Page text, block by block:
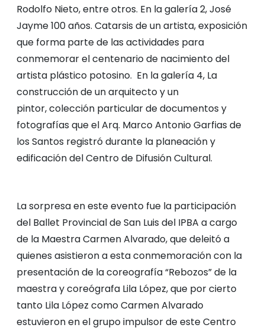
Rodolfo Nieto, entre otros. En la galería 2, José
Jayme 100 años. Catarsis de un artista, exposición
que forma parte de las actividades para
conmemorar el centenario de nacimiento del
artista plástico potosino. En la galería 4, La
construcción de un arquitecto y un
pintor, colección particular de documentos y
fotografías que el Arq. Marco Antonio Garfias de
los Santos registró durante la planeación y
edificación del Centro de Difusión Cultural.
La sorpresa en este evento fue la participación
del Ballet Provincial de San Luis del IPBA a cargo
de la Maestra Carmen Alvarado, que deleitó a
quienes asistieron a esta conmemoración con la
presentación de la coreografía “Rebozos” de la
maestra y coreógrafa Lila López, que por cierto
tanto Lila López como Carmen Alvarado
estuvieron en el grupo impulsor de este Centro